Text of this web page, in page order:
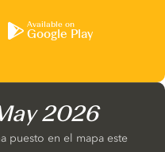
Available on
Google Play
2026
puesto en el mapa este